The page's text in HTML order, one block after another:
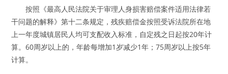
按照《最高人民法院关于审理人身损害赔偿案件适用法律若
干问题的解释》第十二条规定，残疾赔偿金按照受诉法院所在地
上一年度城镇居民人均可支配收入标准，自定残之日起按20年计
算。60周岁以上的，年龄每增加1岁减少1年；75周岁以上按5年
计算。